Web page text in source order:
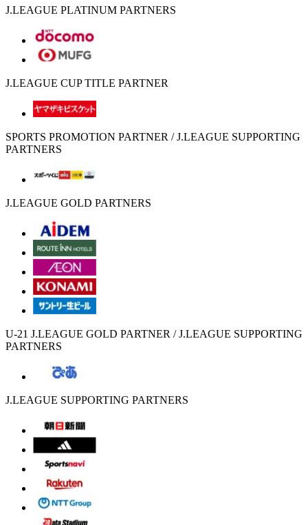
J.LEAGUE PLATINUM PARTNERS
J.LEAGUE CUP TITLE PARTNER
SPORTS PROMOTION PARTNER / J.LEAGUE SUPPORTING
PARTNERS
J.LEAGUE GOLD PARTNERS
U-21 J.LEAGUE GOLD PARTNER / J.LEAGUE SUPPORTING
PARTNERS
J.LEAGUE SUPPORTING PARTNERS